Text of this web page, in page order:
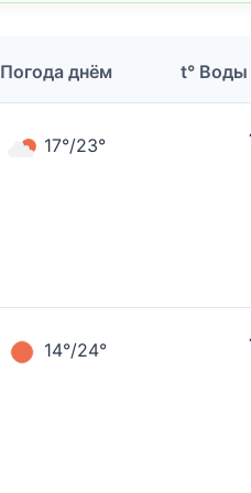
Погода днём t°
17°/23°
14°/24°